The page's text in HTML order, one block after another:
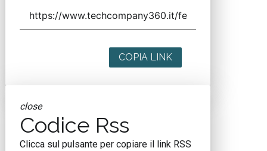
COPIA LINK
close
Codice Rss
Clicca sul pulsante per copiare il link RSS